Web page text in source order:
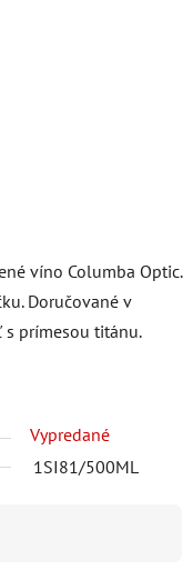
víno Columba Optic.
Doručované v
s prímesou titánu.
Vypredané
1SI81/500ML